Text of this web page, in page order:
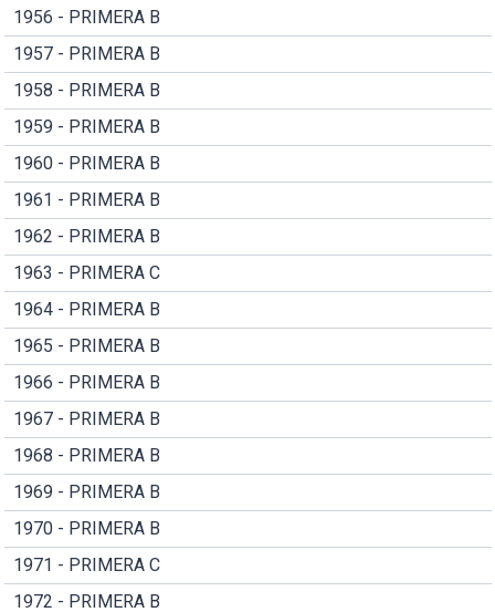
1956 - PRIMERA B
1957 - PRIMERA B
1958 - PRIMERA B
1959 - PRIMERA B
1960 - PRIMERA B
1961 - PRIMERA B
1962 - PRIMERA B
1963 - PRIMERA C
1964 - PRIMERA B
1965 - PRIMERA B
1966 - PRIMERA B
1967 - PRIMERA B
1968 - PRIMERA B
1969 - PRIMERA B
1970 - PRIMERA B
1971 - PRIMERA C
1972 - PRIMERA B